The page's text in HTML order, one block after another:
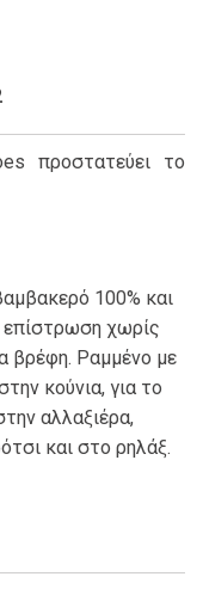
προστατεύει το
100% και
επίστρωση χωρίς
βρέφη. Ραμμένο με
κούνια, για το
αλλαξιέρα,
και στο ρηλάξ.